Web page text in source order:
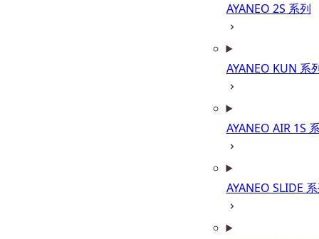
AYANEO 2S 系列
AYANEO KUN 系
AYANEO AIR 1S
AYANEO SLIDE